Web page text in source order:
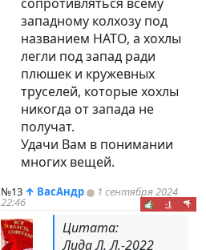
западному колхозу под
названием НАТО, а хохлы
легли под запад ради
плюшек и кружевных
труселей, которые хохлы
никогда от запада не
получат.
Удачи Вам в понимании
многих вещей.
№13 ↑ ВасАндр 1 сентября 2024
22:46 -1
Цитата:
Лида Л. Л.-2022